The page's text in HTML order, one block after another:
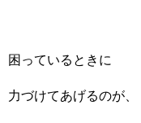
困っているときに
力づけてあげるのが、